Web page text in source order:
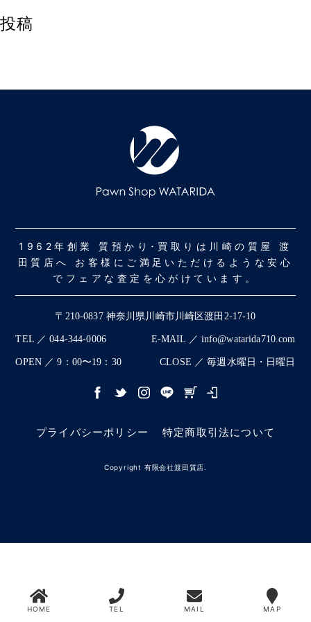
投稿
1962年創業 質預かり･買取りは川崎の質屋 渡
田質店へ お客様にご満足いただけるような安心
でフェアな査定を心がけています。
〒210-0837 神奈川県川崎市川崎区渡田2-17-10
TEL ／ 044-344-0006 E-MAIL ／ info@watarida710.com
OPEN ／ 9：00〜19：30 CLOSE ／ 毎週水曜日・日曜日
プライバシーポリシー 特定商取引法について
Copyright 有限会社渡田質店.
HOME TEL MAIL MAP